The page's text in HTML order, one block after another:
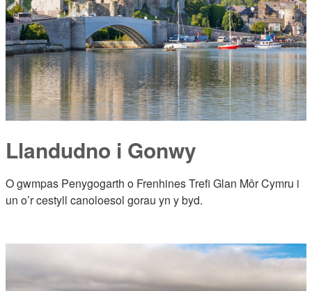
Llandudno i Gonwy
O gwmpas Penygogarth o Frenhines Trefi Glan Môr Cymru i
un o’r cestyll canoloesol gorau yn y byd.